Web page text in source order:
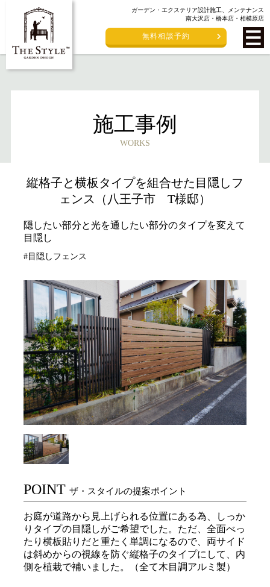
無料相談予約
ガーデン・エクステリア設計施工、メンテナンス
南大沢店・橋本店・相模原店
施工事例
WORKS
縦格子と横板タイプを組合せた目隠しフ
ェンス（八王子市 T様邸）
隠したい部分と光を通したい部分のタイプを変えて
目隠し
#目隠しフェンス
POINT ザ・スタイルの提案ポイント
お庭が道路から見上げられる位置にある為、しっか
りタイプの目隠しがご希望でした。ただ、全面べっ
たり横板貼りだと重たく単調になるので、両サイド
は斜めからの視線を防ぐ縦格子のタイプにして、内
側を植栽で補いました。（全て木目調アルミ製）